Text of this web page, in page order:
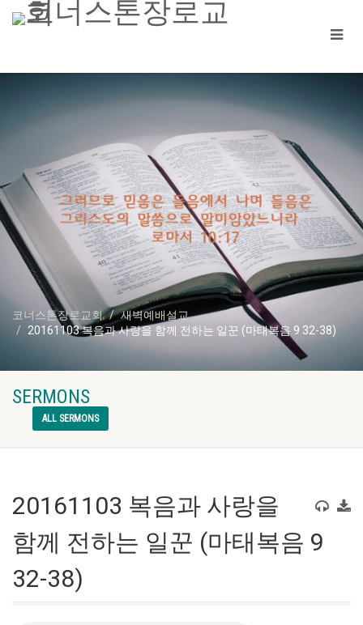
코너스톤장로교회
새벽예배설교
20161103 복음과 사랑을 함께 전하는 일꾼 (마태복음 9 32-38)
SERMONS
ALL SERMONS
20161103 복음과 사랑을
함께 전하는 일꾼 (마태복음 9
32-38)